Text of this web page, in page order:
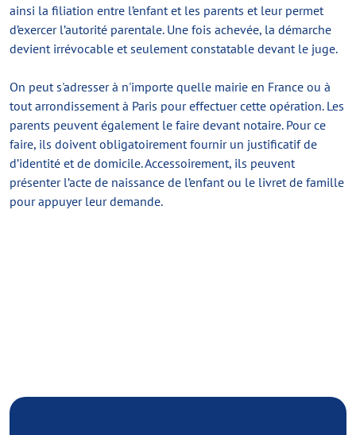
ainsi la filiation entre l’enfant et les parents et leur permet
d’exercer l’autorité parentale. Une fois achevée, la démarche
devient irrévocable et seulement constatable devant le juge.
On peut s'adresser à n'importe quelle mairie en France ou à
tout arrondissement à Paris pour effectuer cette opération. Les
parents peuvent également le faire devant notaire. Pour ce
faire, ils doivent obligatoirement fournir un justificatif de
d’identité et de domicile. Accessoirement, ils peuvent
présenter l’acte de naissance de l’enfant ou le livret de famille
pour appuyer leur demande.